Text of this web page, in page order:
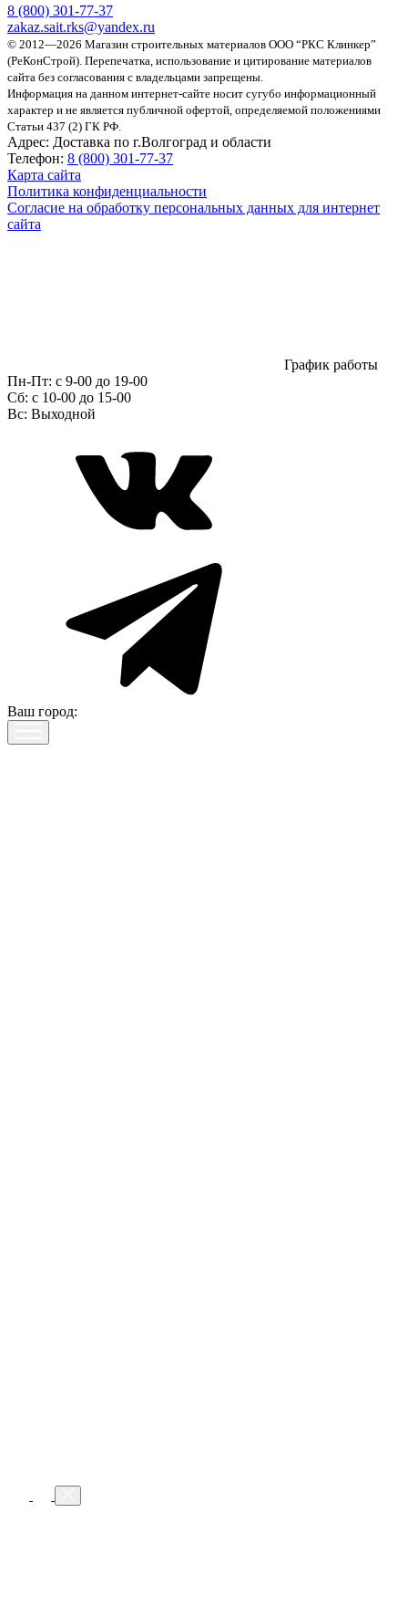
8 (800) 301-77-37
zakaz.sait.rks@yandex.ru
© 2012—2026 Магазин строительных материалов ООО “РКС Клинкер”
(РеКонСтрой). Перепечатка, использование и цитирование материалов
сайта без согласования с владельцами запрещены.
Информация на данном интернет-сайте носит сугубо информационный
характер и не является публичной офертой, определяемой положениями
Статьи 437 (2) ГК РФ.
Адрес: Доставка по г.Волгоград и области
Телефон: 8 (800) 301-77-37
Карта сайта
Политика конфиденциальности
Согласие на обработку персональных данных для интернет
сайта
График работы
Пн-Пт: с 9-00 до 19-00
Сб: c 10-00 до 15-00
Вс: Выходной
Ваш город: